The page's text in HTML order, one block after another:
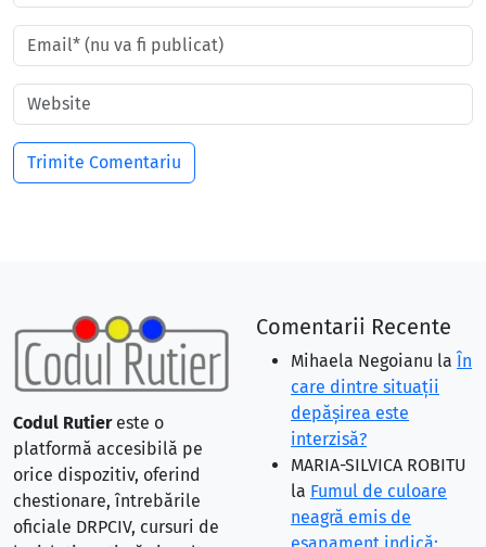
Codul Rutiereste o
platformă accesibilă pe
orice dispozitiv, oferind
chestionare, întrebările
oficiale DRPCIV, cursuri de
Comentarii Recente
Mihaela Negoianu la În
care dintre situaţii
depăşirea este
interzisă?
MARIA-SILVICA ROBITU
la Fumul de culoare
neagră emis de